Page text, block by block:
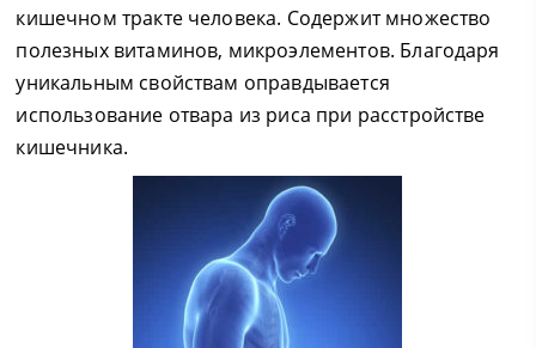
кишечном тракте человека. Содержит множество
полезных витаминов, микроэлементов. Благодаря
уникальным свойствам оправдывается
использование отвара из риса при расстройстве
кишечника.